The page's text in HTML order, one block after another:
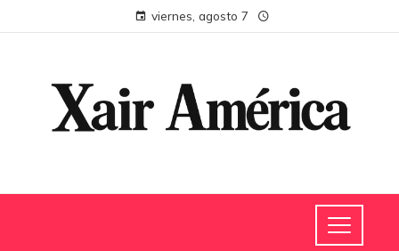
viernes, agosto 7